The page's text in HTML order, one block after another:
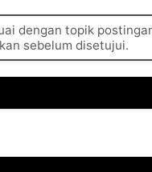
dengan topik
sebelum disetujui.